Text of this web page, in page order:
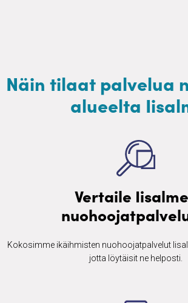
Näin tilaat palvelua
alueelta
Vertaile
Kokosimme ikäihmisten ​nuohoojatpalvelut
jotta löytäisit ne helposti.